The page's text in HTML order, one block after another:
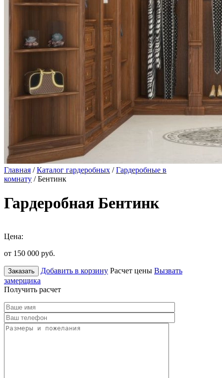
Главная /Каталог гардеробных /Гардеробные в
комнату / Бентинк
Гардеробная Бентинк
Цена:
от 150 000 руб.
Заказать Добавить в корзину Расчет цены Вызвать
замерщика
Получить расчет